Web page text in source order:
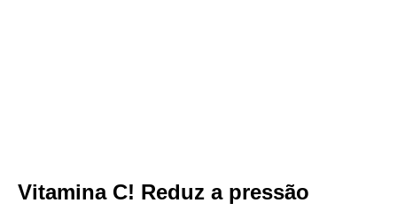
Vitamina C! Reduz a pressão